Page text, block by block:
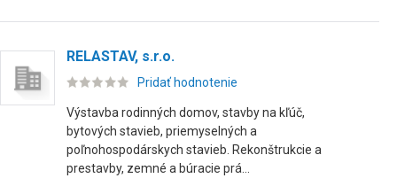
RELASTAV, s.r.o.
Pridať hodnotenie
Výstavba rodinných domov, stavby na kľúč,
bytových stavieb, priemyselných a
poľnohospodárskych stavieb. Rekonštrukcie a
prestavby, zemné a búracie prá...